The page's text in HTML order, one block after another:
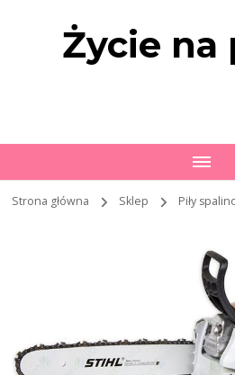
Życie na
Strona główna Sklep Piły